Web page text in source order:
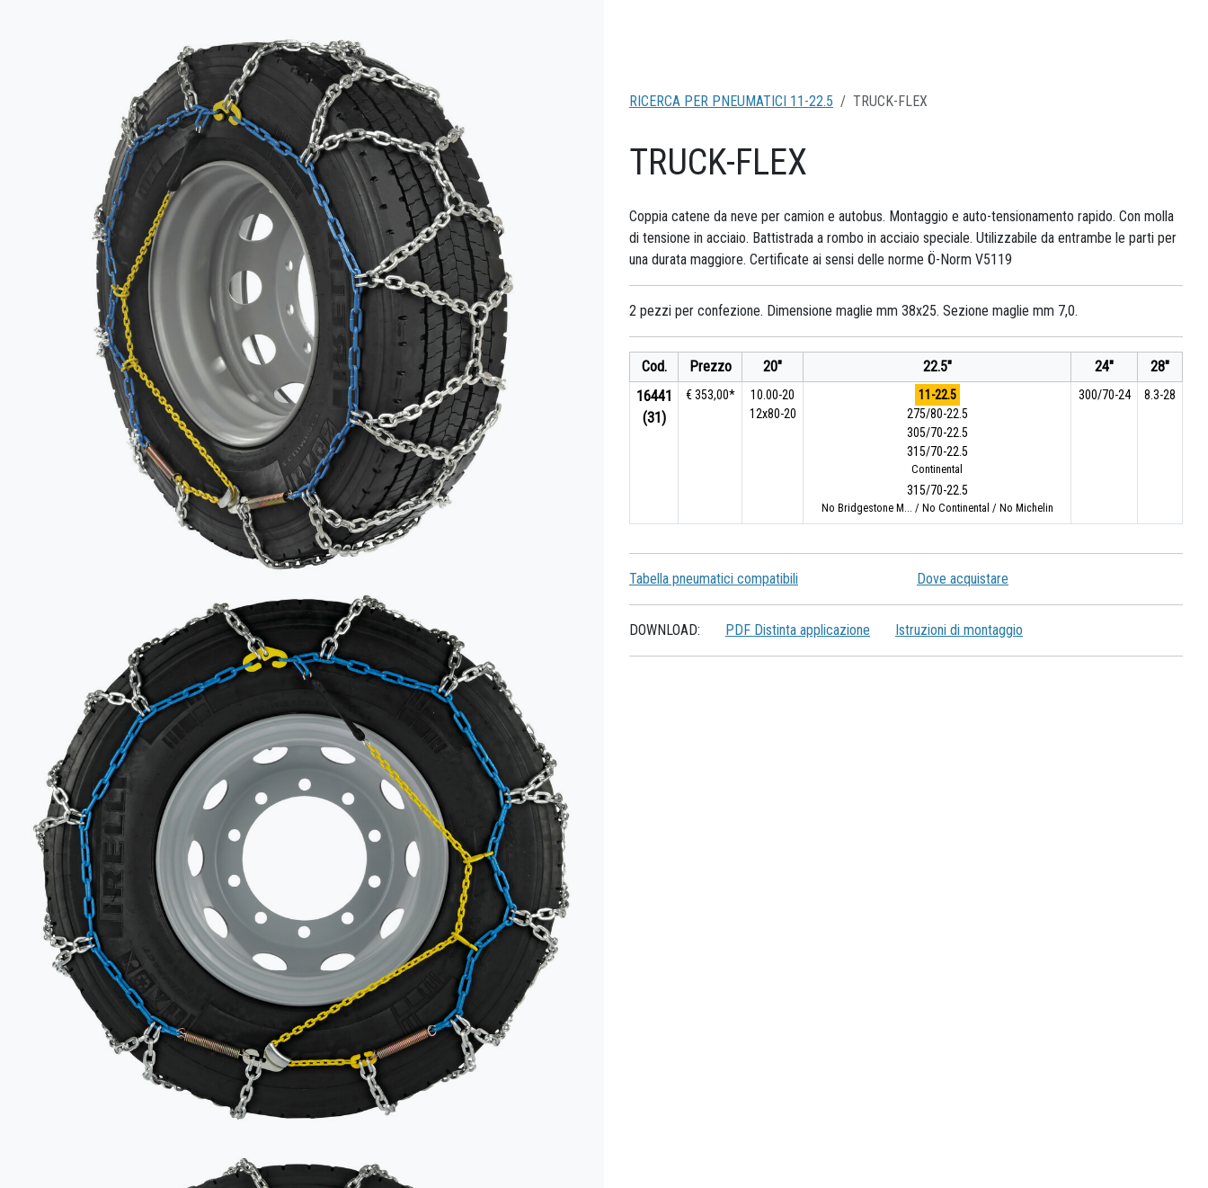
RICERCA PER PNEUMATICI 11-22.5 TRUCK-FLEX
TRUCK-FLEX
Coppia catene da neve per camion e autobus. Montaggio e auto-tensionamento rapido. Con molla
di tensione in acciaio. Battistrada a rombo in acciaio speciale. Utilizzabile da entrambe le parti per
una durata maggiore. Certificate ai sensi delle norme Ö-Norm V5119
2 pezzi per confezione. Dimensione maglie mm 38x25. Sezione maglie mm 7,0.
Cod. Prezzo 20" 22.5" 24"
28"
16441
(31)
€ 353,00*
10.00-20
12x80-20
11-22.5
275/80-22.5
305/70-22.5
315/70-22.5
Continental
315/70-22.5
No Bridgestone M... / No Continental / No Michelin
300/70-24 8.3-28
Tabella pneumatici compatibili Dove acquistare
DOWNLOAD: PDF Distinta applicazione Istruzioni di montaggio